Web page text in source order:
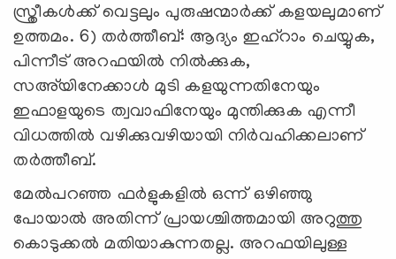
സ്ത്രീകള്‍ക്ക് വെട്ടലും പുരുഷന്മാര്‍ക്ക് കളയലുമാണ്
ഉത്തമം. 6) തര്‍ത്തീബ്: ആദ്യം ഇഹ്‌റാം ചെയ്യുക,
പിന്നീട് അറഫയില്‍ നില്‍ക്കുക,
സഅ്‌യിനേക്കാള്‍ മുടി കളയുന്നതിനേയും
ഇഫാളയുടെ ത്വവാഫിനേയും മുന്തിക്കുക എന്നീ
വിധത്തില്‍ വഴിക്കുവഴിയായി നിര്‍വഹിക്കലാണ്
തര്‍ത്തീബ്.
മേല്‍പറഞ്ഞ ഫര്‍ളുകളില്‍ ഒന്ന് ഒഴിഞ്ഞു
പോയാല്‍ അതിന്ന് പ്രായശ്ചിത്തമായി അറുത്തു
കൊടുക്കല്‍ മതിയാകുന്നതല്ല. അറഫയിലുള്ള